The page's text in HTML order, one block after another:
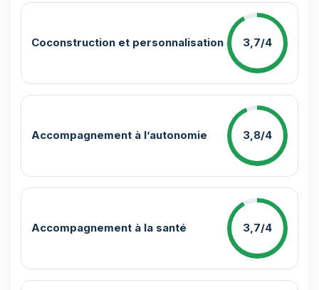
Coconstruction et personnalisation 3,7/4
Accompagnement à l’autonomie 3,8/4
Accompagnement à la santé 3,7/4